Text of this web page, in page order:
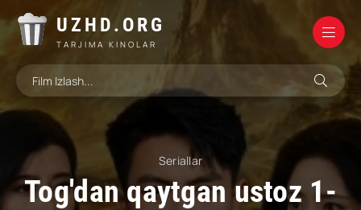
UZHD.ORG
TARJIMA KINOLAR
Seriallar
Tog'dan qaytgan ustoz 1-